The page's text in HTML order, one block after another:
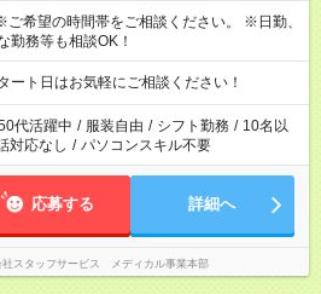
勤務等も相談OK！
ト日はお気軽にご相談ください！
代活躍中 / 服装自由 / シフト勤務 / 10名以
対応なし / パソコンスキル不要
応募する 詳細へ
社スタッフサービス メディカル事業本部